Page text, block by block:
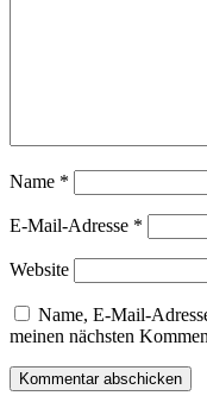
Name *
E-Mail-Adresse *
Website
Name, E-Mail-
meinen nächsten